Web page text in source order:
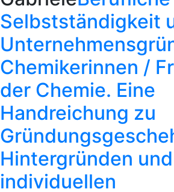
Selbstständigkeit
Chemikerinnen /
der Chemie. Eine
Handreichung zu
Hintergründen und
individuellen